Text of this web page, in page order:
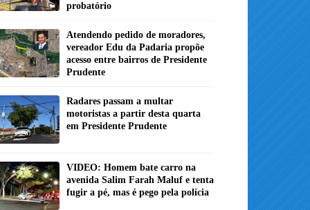
probatório
Atendendo pedido de moradores,
vereador Edu da Padaria propõe
acesso entre bairros de Presidente
Prudente
Radares passam a multar
motoristas a partir desta quarta
em Presidente Prudente
VIDEO: Homem bate carro na
avenida Salim Farah Maluf e tenta
fugir a pé, mas é pego pela polícia